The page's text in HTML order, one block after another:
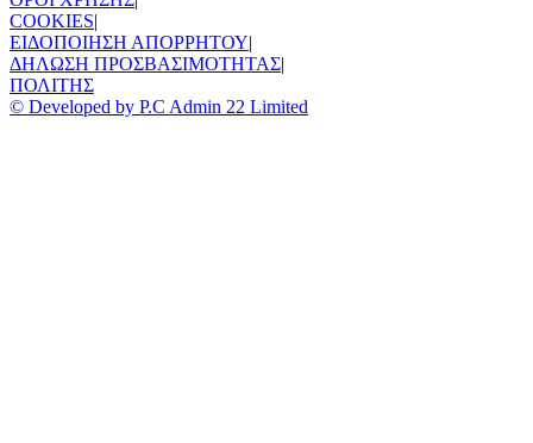
COOKIES|
ΕΙΔΟΠΟΙΗΣΗ ΑΠΟΡΡΗΤΟΥ|
ΔΗΛΩΣΗ ΠΡΟΣΒΑΣΙΜΟΤΗΤΑΣ|
ΠΟΛΙΤΗΣ
© Developed by P.C Admin 22 Limited